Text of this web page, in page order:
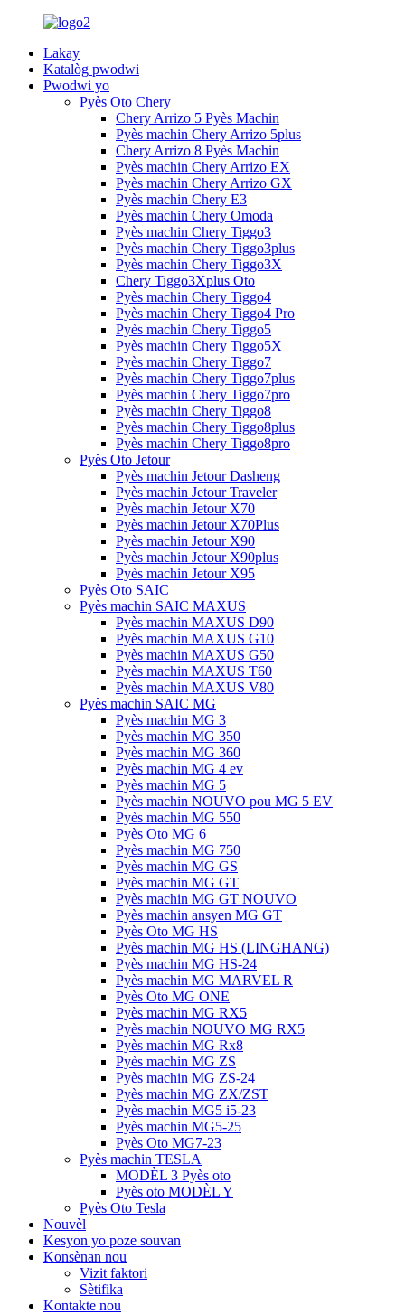
Lakay
Katalòg pwodwi
Pwodwi yo
Pyès Oto Chery
Chery Arrizo 5 Pyès Machin
Pyès machin Chery Arrizo 5plus
Chery Arrizo 8 Pyès Machin
Pyès machin Chery Arrizo EX
Pyès machin Chery Arrizo GX
Pyès machin Chery E3
Pyès machin Chery Omoda
Pyès machin Chery Tiggo3
Pyès machin Chery Tiggo3plus
Pyès machin Chery Tiggo3X
Chery Tiggo3Xplus Oto
Pyès machin Chery Tiggo4
Pyès machin Chery Tiggo4 Pro
Pyès machin Chery Tiggo5
Pyès machin Chery Tiggo5X
Pyès machin Chery Tiggo7
Pyès machin Chery Tiggo7plus
Pyès machin Chery Tiggo7pro
Pyès machin Chery Tiggo8
Pyès machin Chery Tiggo8plus
Pyès machin Chery Tiggo8pro
Pyès Oto Jetour
Pyès machin Jetour Dasheng
Pyès machin Jetour Traveler
Pyès machin Jetour X70
Pyès machin Jetour X70Plus
Pyès machin Jetour X90
Pyès machin Jetour X90plus
Pyès machin Jetour X95
Pyès Oto SAIC
Pyès machin SAIC MAXUS
Pyès machin MAXUS D90
Pyès machin MAXUS G10
Pyès machin MAXUS G50
Pyès machin MAXUS T60
Pyès machin MAXUS V80
Pyès machin SAIC MG
Pyès machin MG 3
Pyès machin MG 350
Pyès machin MG 360
Pyès machin MG 4 ev
Pyès machin MG 5
Pyès machin NOUVO pou MG 5 EV
Pyès machin MG 550
Pyès Oto MG 6
Pyès machin MG 750
Pyès machin MG GS
Pyès machin MG GT
Pyès machin MG GT NOUVO
Pyès machin ansyen MG GT
Pyès Oto MG HS
Pyès machin MG HS (LINGHANG)
Pyès machin MG HS-24
Pyès machin MG MARVEL R
Pyès Oto MG ONE
Pyès machin MG RX5
Pyès machin NOUVO MG RX5
Pyès machin MG Rx8
Pyès machin MG ZS
Pyès machin MG ZS-24
Pyès machin MG ZX/ZST
Pyès machin MG5 i5-23
Pyès machin MG5-25
Pyès Oto MG7-23
Pyès machin TESLA
MODÈL 3 Pyès oto
Pyès oto MODÈL Y
Pyès Oto Tesla
Nouvèl
Kesyon yo poze souvan
Konsènan nou
Vizit faktori
Sètifika
Kontakte nou